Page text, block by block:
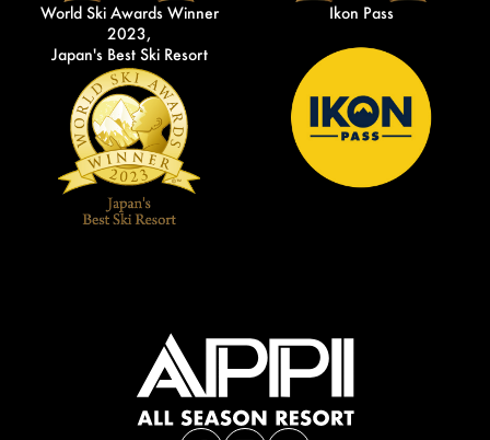
World Ski Awards Winner
2023,
Japan's Best Ski Resort
Ikon Pass